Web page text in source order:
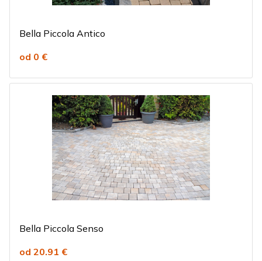
Bella Piccola Antico
od 0 €
Bella Piccola Senso
od 20.91 €